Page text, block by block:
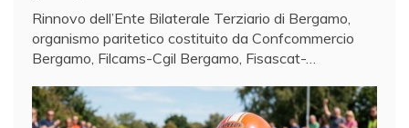
Rinnovo dell’Ente Bilaterale Terziario di Bergamo,
organismo paritetico costituito da Confcommercio
Bergamo, Filcams-Cgil Bergamo, Fisascat-…